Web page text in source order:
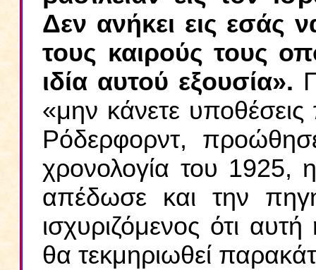
Δεν ανήκει εις εσάς
τους καιρούς τους
ιδία αυτού εξουσία».
«μην κάνετε
Ρόδερφορντ,
χρονολογία του 1925,
απέδωσε και την
ισχυριζόμενος ότι
θα τεκμηριωθεί